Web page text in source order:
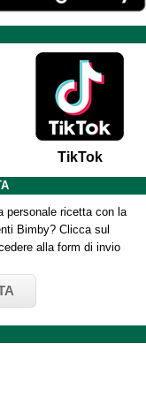
TikTok
personale ricetta con la
Bimby? Clicca sul
alla form di invio